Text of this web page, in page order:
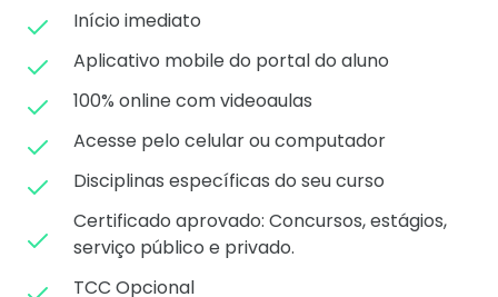
Início imediato
Aplicativo mobile do portal do aluno
100% online com videoaulas
Acesse pelo celular ou computador
Disciplinas específicas do seu curso
Certificado aprovado: Concursos, estágios,
serviço público e privado.
TCC Opcional